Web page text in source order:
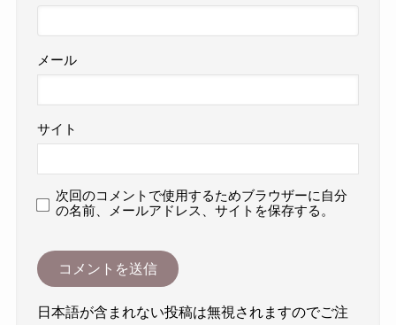
メール
サイト
次回のコメントで使用するためブラウザーに自分
の名前、メールアドレス、サイトを保存する。
日本語が含まれない投稿は無視されますのでご注